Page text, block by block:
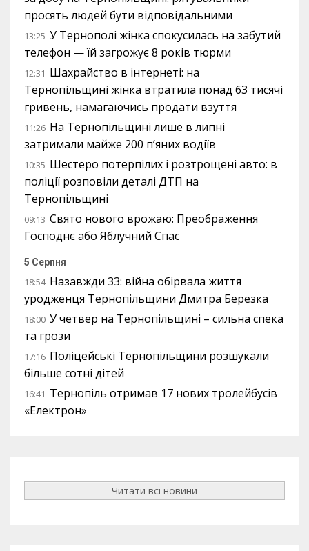
просять людей бути відповідальними
13:25 У Тернополі жінка спокусилась на забутий
телефон — їй загрожує 8 років тюрми
12:31 Шахрайство в інтернеті: на
Тернопільщині жінка втратила понад 63 тисячі
гривень, намагаючись продати взуття
11:26 На Тернопільщині лише в липні
затримали майже 200 п’яних водіїв
10:35 Шестеро потерпілих і розтрощені авто: в
поліції розповіли деталі ДТП на
Тернопільщині
09:13 Свято нового врожаю: Преображення
Господнє або Яблучний Спас
5 Серпня
18:54 Назавжди 33: війна обірвала життя
уродженця Тернопільщини Дмитра Березка
18:00 У четвер на Тернопільщині – сильна спека
та грози
17:16 Поліцейські Тернопільщини розшукали
більше сотні дітей
16:41 Тернопіль отримав 17 нових тролейбусів
«Електрон»
Читати всі новини